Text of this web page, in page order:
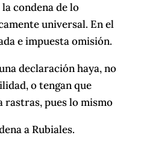
condena de lo
universal. En el
e impuesta omisión.
declaración haya, no
o tengan que
rastras, pues lo mismo
a Rubiales.